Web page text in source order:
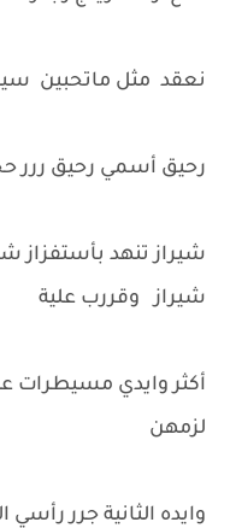
نعقد مثل ماتحبين
رحيق أسمي رحيق ررر
شيراز تنهد
شيراز وقررب علية
أكثر وايدي مسيطرات
لزمهن
وايده الثانية جرر